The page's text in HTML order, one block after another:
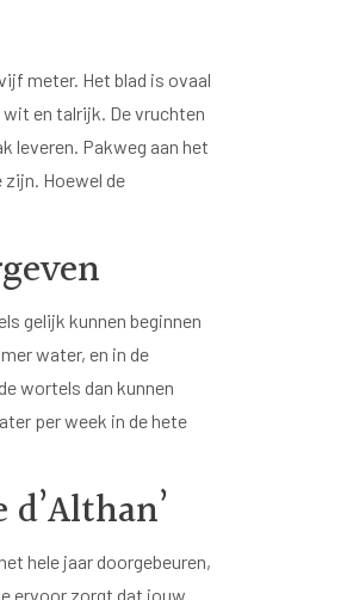
meter. Het blad is ovaal
en talrijk. De vruchten
leveren. Pakweg aan het
Hoewel de
gelijk kunnen beginnen
water, en in de
wortels dan kunnen
per week in de hete
hele jaar doorgebeuren,
ervoor zorgt dat jouw